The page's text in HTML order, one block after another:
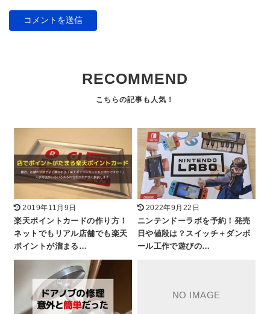
RECOMMEND
2019年11月9日
楽天ポイントカードの作り方！
ネットでもリアル店舗でも楽天
ポイントが溜まる…
2022年9月22日
ニンテンドーラボを予約！発売
日や値段は？スイッチ＋ダンボ
ール工作で遊びの…